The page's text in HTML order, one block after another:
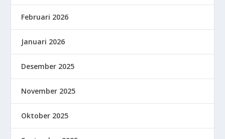
Februari 2026
Januari 2026
Desember 2025
November 2025
Oktober 2025